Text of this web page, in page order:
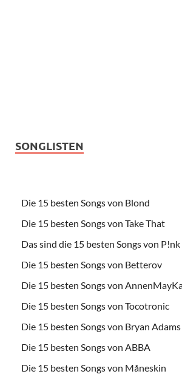
SONGLISTEN
Die 15 besten Songs von Blond
Die 15 besten Songs von Take That
Das sind die 15 besten Songs von P!nk
Die 15 besten Songs von Betterov
Die 15 besten Songs von
Die 15 besten Songs von Tocotronic
Die 15 besten Songs von Bryan Adams
Die 15 besten Songs von ABBA
Die 15 besten Songs von Måneskin